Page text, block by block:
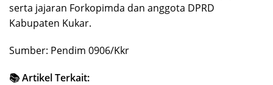
serta jajaran Forkopimda dan anggota DPRD
Kabupaten Kukar.
Sumber: Pendim 0906/Kkr
📚 Artikel Terkait: